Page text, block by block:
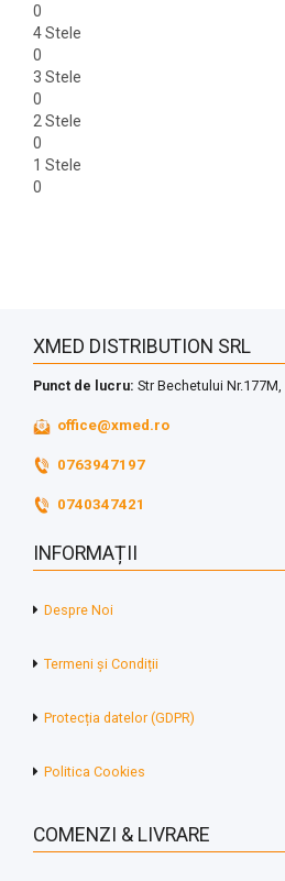
0
4 Stele
0
3 Stele
0
2 Stele
0
1 Stele
0
XMED DISTRIBUTION SRL
Punct de lucru: Str Bechetului Nr.177M,
office@xmed.ro
0763947197
0740347421
INFORMAȚII
Despre Noi
Termeni și Condiții
Protecția datelor (GDPR)
Politica Cookies
COMENZI & LIVRARE